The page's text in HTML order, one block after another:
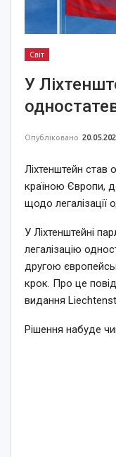
Світ
У
Опубліковано
Ліхтенштейн
країною Європи,
щодо легалізації
У Ліхтенштейні
легалізацію
другою
крок. Про це
видання
Рішення набуде